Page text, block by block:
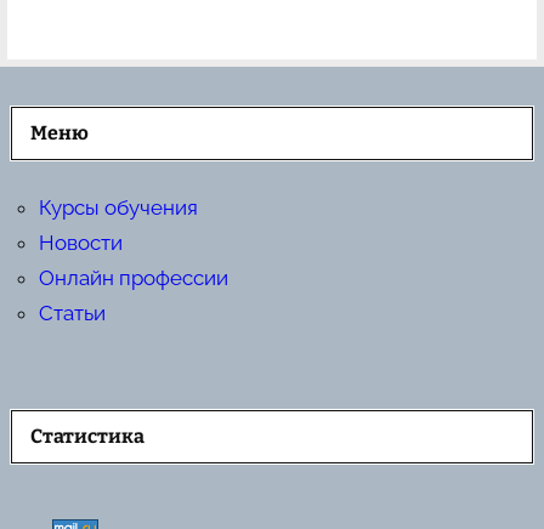
Меню
Курсы обучения
Новости
Онлайн профессии
Статьи
Статистика